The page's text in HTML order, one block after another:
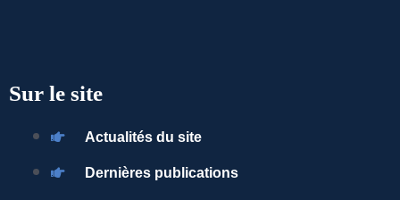
Sur le site
Actualités du site
Dernières publications